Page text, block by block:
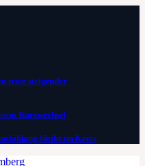
trotz steigender
Kurswechsel
bleibt im Kreis